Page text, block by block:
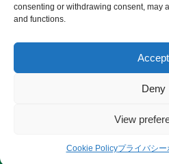
consenting or withdrawing consent, may
and functions.
Accept
Deny
View
Cookie Policyプライバシー
免責事
© 2023 に